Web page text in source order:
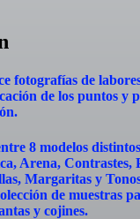
fotografías de
de los puntos y
8 modelos
Arena, Contrastes,
Margaritas y
de muestras
y cojines.